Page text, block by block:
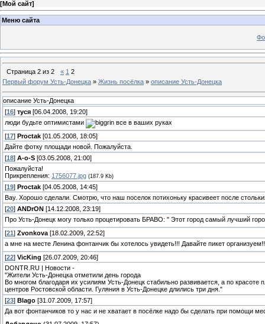
[Мой сайт]
Меню сайта
Страница 2 из 2 « 1 2
Первый форум Усть-Донецка » Жизнь посёлка » описание Усть-Донецка
описание Усть-Донецка
[16] туся [06.04.2008, 19:20]
люди будьте оптимистами
все в ваших руках
[17] Proctak [01.05.2008, 18:05]
Дайте фотку площади новой. Пожалуйста.
[18] A-o-S [03.05.2008, 21:00]
Пожалуйста!
Прикрепления: 1756077.jpg (187.9 Kb)
[19] Proctak [04.05.2008, 14:45]
Вау. Хорошо сделали. Смотрю, что наш поселок потихоньку красивеет после
[20] ANDrON [14.12.2008, 23:19]
Про Усть-Донецк могу только процетировать БРАВО: " Этот город самый лучший
[21] Zvonkova [18.02.2009, 22:52]
а мне на месте Ленина фонтанчик бы хотелось увидеть!!! Давайте пикет
[22] VicKing [26.07.2009, 20:46]
DONTR.RU | Новости -
"Жители Усть-Донецка отметили день города
Во многом благодаря их усилиям Усть-Донецк стабильно развивается, а по
центров Ростовской области. Гуляния в Усть-Донецке длились три дня."
[23] Blago [31.07.2009, 17:57]
Да вот фонтанчиков то у нас и не хватает в посёлке надо бы сделать при помощи